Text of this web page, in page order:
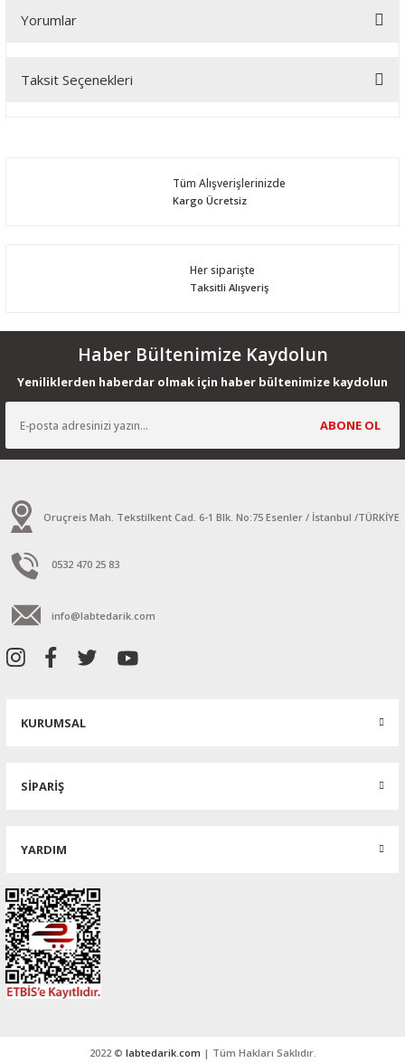
Yorumlar
Taksit Seçenekleri
Tüm Alışverişlerinizde
Kargo Ücretsiz
Her siparişte
Taksitli Alışveriş
Haber Bültenimize Kaydolun
Yeniliklerden haberdar olmak için haber bültenimize kaydolun
ABONE OL
Oruçreis Mah. Tekstilkent Cad. 6-1 Blk. No:75 Esenler / İstanbul /TÜRKİYE
0532 470 25 83
info@labtedarik.com
KURUMSAL
SİPARİŞ
YARDIM
2022 © labtedarik.com | Tüm Hakları Saklıdır.